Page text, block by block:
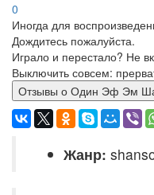
0
Иногда для
Дождитесь пожалуйста.
Играло и перестало? Не
Выключить совсем:
Отзывы о Один Эф
Жанр: